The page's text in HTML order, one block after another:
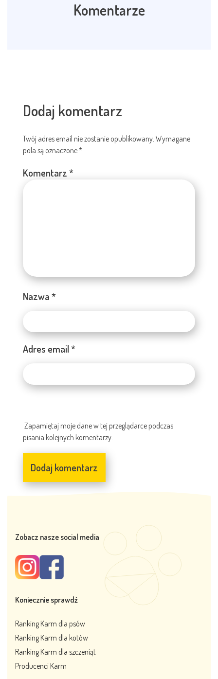
Komentarze
Dodaj komentarz
Twój adres email nie zostanie opublikowany. Wymagane
pola są oznaczone*
Komentarz*
Nazwa*
Adres email*
Zapamiętaj moje dane w tej przeglądarce podczas
pisania kolejnych komentarzy.
Zobacz nasze social media
Koniecznie sprawdź
Ranking Karm dla psów
Ranking Karm dla kotów
Ranking Karm dla szczeniąt
Producenci Karm